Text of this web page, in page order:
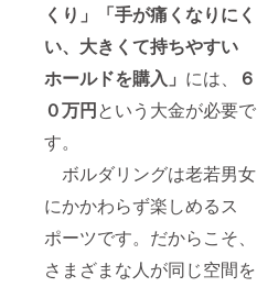
くり」「手が痛くなりにく
い、大きくて持ちやすい
ホールドを購入」 には、
６
０万円という大金が必要で
す。
ボルダリングは老若男女
にかかわらず楽しめるス
ポーツです。だからこそ、
さまざまな人が同じ空間を